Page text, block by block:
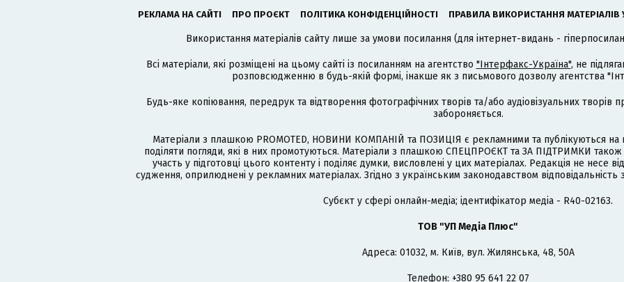
РЕКЛАМА НА САЙТІ ПРО ПРОЄКТ ПОЛІТИКА КОНФІДЕНЦІЙНОСТІ ПРАВИЛА ВИКОРИСТАННЯ МАТЕРІАЛІВ
Використання матеріалів сайту лише за умови посилання (для інтернет-видань -
Всі матеріали, які розміщені на цьому сайті із посиланням на агентство "Інтерфакс-Україна", не
розповсюдженню в будь-якій формі, інакше як з письмового дозволу агентства
Будь-яке копіювання, передрук та відтворення фотографічних творів та/або аудіовізуальних
забороняється.
Матеріали з плашкою PROMOTED, НОВИНИ КОМПАНІЙ та ПОЗИЦІЯ є рекламними та публікуються на
поділяти погляди, які в них промотуються. Матеріали з плашкою СПЕЦПРОЄКТ та ЗА ПІДТРИМКИ
участь у підготовці цього контенту і поділяє думки, висловлені у цих матеріалах. Редакція не несе
судження, оприлюднені у рекламних матеріалах. Згідно з українським законодавством
Cубєкт у сфері онлайн-медіа; ідентифікатор медіа - R40-02163.
ТОВ "УП Медіа Плюс"
Адреса: 01032, м. Київ, вул. Жилянська, 48, 50А
Телефон: +380 95 641 22 07